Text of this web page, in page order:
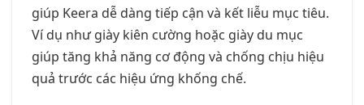
giúp Keera dễ dàng tiếp cận và kết liễu mục tiêu.
Ví dụ như giày kiên cường hoặc giày du mục
giúp tăng khả năng cơ động và chống chịu hiệu
quả trước các hiệu ứng khống chế.